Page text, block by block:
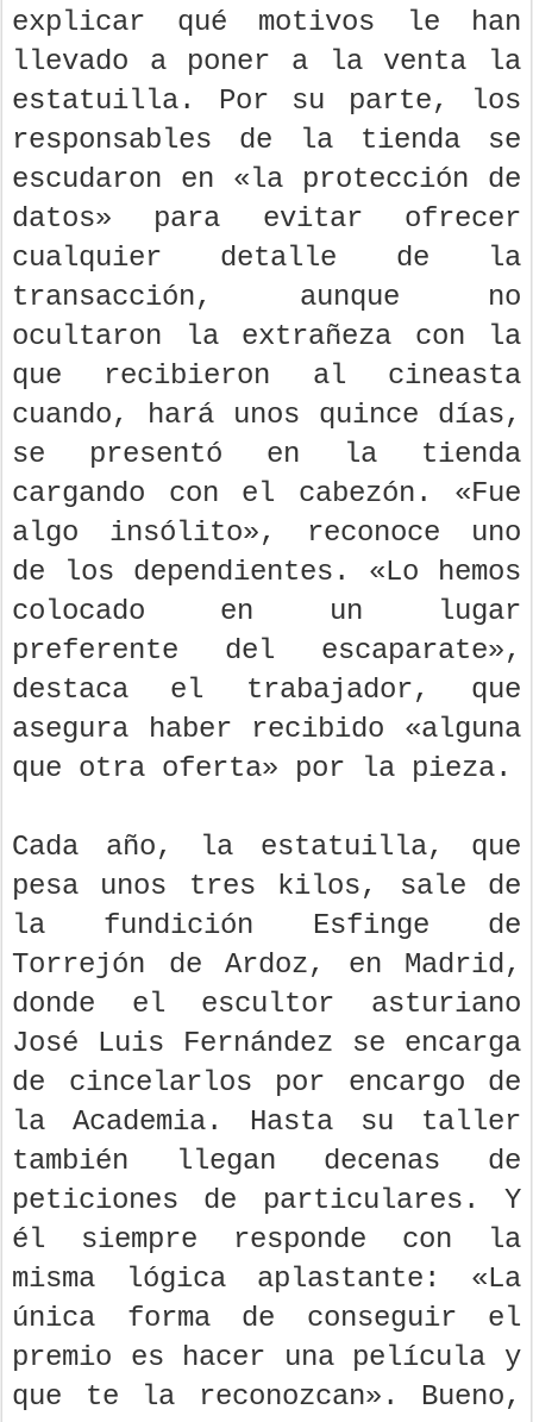
explicar qué motivos le han
llevado a poner a la venta la
estatuilla. Por su parte, los
responsables de la tienda se
escudaron en «la protección de
datos» para evitar ofrecer
cualquier detalle de la
transacción, aunque no
ocultaron la extrañeza con la
que recibieron al cineasta
cuando, hará unos quince días,
se presentó en la tienda
cargando con el cabezón. «Fue
algo insólito», reconoce uno
de los dependientes. «Lo hemos
colocado en un lugar
preferente del escaparate»,
destaca el trabajador, que
asegura haber recibido «alguna
que otra oferta» por la pieza.
Cada año, la estatuilla, que
pesa unos tres kilos, sale de
la fundición Esfinge de
Torrejón de Ardoz, en Madrid,
donde el escultor asturiano
José Luis Fernández se encarga
de cincelarlos por encargo de
la Academia. Hasta su taller
también llegan decenas de
peticiones de particulares. Y
él siempre responde con la
misma lógica aplastante: «La
única forma de conseguir el
premio es hacer una película y
que te la reconozcan». Bueno,